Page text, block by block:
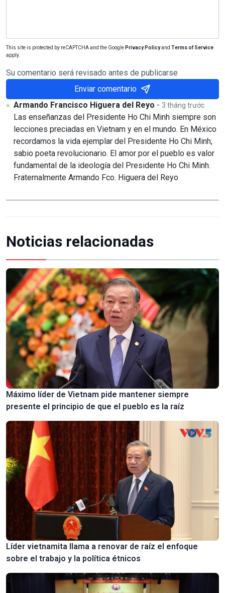
This site is protected by reCAPTCHA and the Google Privacy Policyand Terms of Service
apply.
Su comentario será revisado antes de publicarse
Enviar comentario
Armando Francisco Higuera del Reyo - 3 tháng trước
Las enseñanzas del Presidente Ho Chi Minh siempre son
lecciones preciadas en Vietnam y en el mundo. En México
recordamos la vida ejemplar del Presidente Ho Chi Minh,
sabio poeta revolucionario. El amor por el pueblo es valor
fundamental de la ideología del Presidente Ho Chi Minh.
Fraternalmente Armando Fco. Higuera del Reyo
Noticias relacionadas
Máximo líder de Vietnam pide mantener siempre
presente el principio de que el pueblo es la raíz
Líder vietnamita llama a renovar de raíz el enfoque
sobre el trabajo y la política étnicos